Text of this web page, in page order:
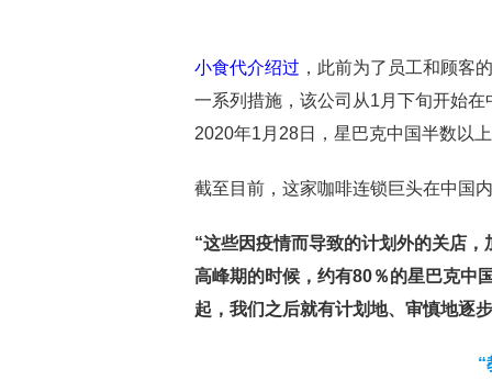
小食代介绍过 ，此前为了员工和顾客
一系列措施，该公司从1月下旬开始
2020年1月28日，星巴克中国半数以
截至目前，这家咖啡连锁巨头在中国
“这些因疫情而导致的计划外的关店
高峰期的时候，约有80％的星巴克中
起，我们之后就有计划地、审慎地逐
“